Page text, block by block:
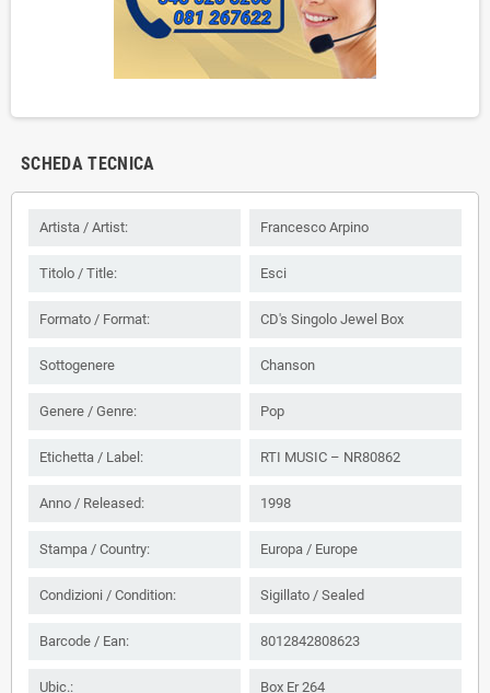
SCHEDA TECNICA
Artista / Artist: Francesco Arpino
Titolo / Title: Esci
Formato / Format: CD's Singolo Jewel Box
Sottogenere Chanson
Genere / Genre: Pop
Etichetta / Label: RTI MUSIC – NR80862
Anno / Released: 1998
Stampa / Country: Europa / Europe
Condizioni / Condition: Sigillato / Sealed
Barcode / Ean: 8012842808623
Ubic.: Box Er 264